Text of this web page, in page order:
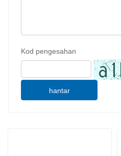
Kod pengesahan
hantar